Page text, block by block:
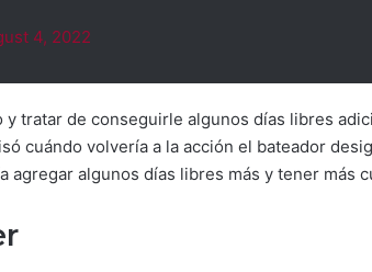
4, 2022
tratar de conseguirle algunos días libres
cuándo volvería a la acción el bateador
agregar algunos días libres más y tener más